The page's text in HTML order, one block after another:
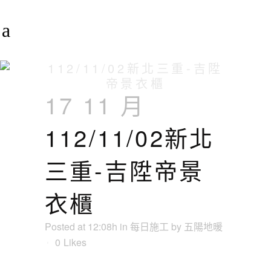
17 11 月
112/11/02新北
三重-吉陞帝景
衣櫃
Posted at 12:08h in 每日施工 by 五陽地暖
0 Likes